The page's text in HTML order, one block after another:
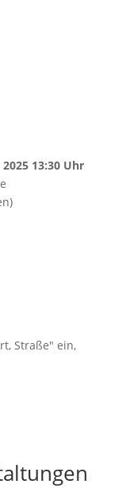
13:30 Uhr
Straße" ein,